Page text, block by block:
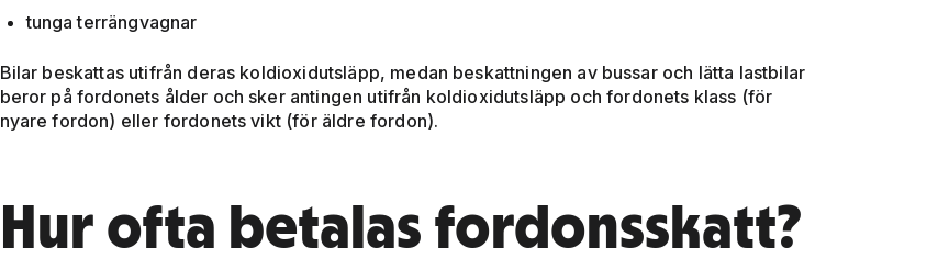
tunga terrängvagnar
Bilar beskattas utifrån deras koldioxidutsläpp, medan beskattningen av bussar och lätta lastbilar
beror på fordonets ålder och sker antingen utifrån koldioxidutsläpp och fordonets klass (för
nyare fordon) eller fordonets vikt (för äldre fordon).
Hur ofta betalas fordonsskatt?